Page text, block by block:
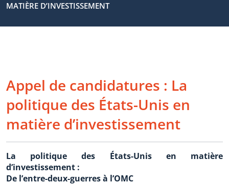
MATIÈRE D’INVESTISSEMENT
Appel de candidatures : La
politique des États-Unis en
matière d’investissement
La politique des États-Unis en matière
d’investissement :
De l’entre-deux-guerres à l’OMC